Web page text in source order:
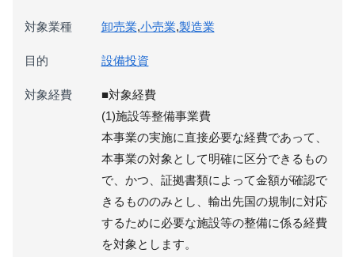
対象業種 卸売業,小売業,製造業
目的 設備投資
対象経費
■対象経費
(1)施設等整備事業費
本事業の実施に直接必要な経費であって、
本事業の対象として明確に区分できるもの
で、かつ、証拠書類によって金額が確認で
きるもののみとし、輸出先国の規制に対応
するために必要な施設等の整備に係る経費
を対象とします。